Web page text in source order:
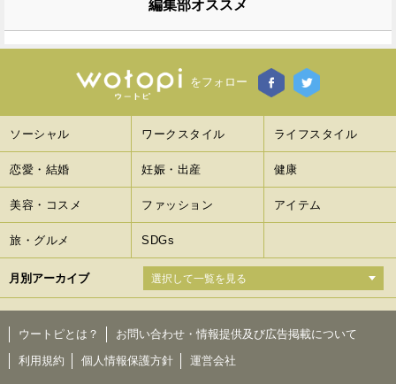
編集部オススメ
をフォロー
ソーシャル ワークスタイル ライフスタイル
恋愛・結婚 妊娠・出産 健康
美容・コスメ ファッション アイテム
旅・グルメ SDGs
月別アーカイブ
ウートピとは？
お問い合わせ・情報提供及び広告掲載について
利用規約
個人情報保護方針 運営会社